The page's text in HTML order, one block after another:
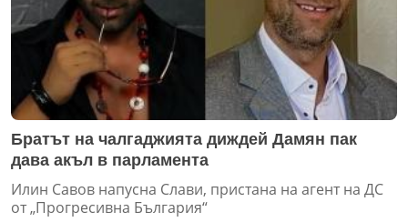
Братът на чалгаджията диждей Дамян пак
дава акъл в парламента
Илин Савов напусна Слави, пристана на агент на ДС
от „Прогресивна България“